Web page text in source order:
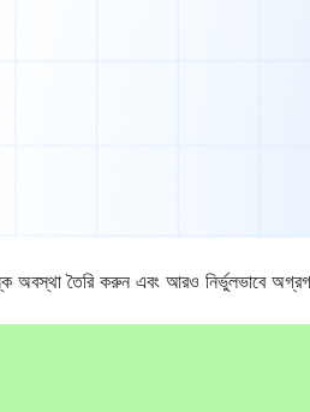
তৈরি করুন এবং আরও নির্ভুলভাবে